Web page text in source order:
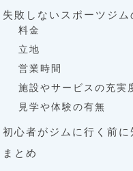
失敗しないスポーツジム
料金
立地
営業時間
施設やサービスの充実
見学や体験の有無
初心者がジムに行く前
まとめ